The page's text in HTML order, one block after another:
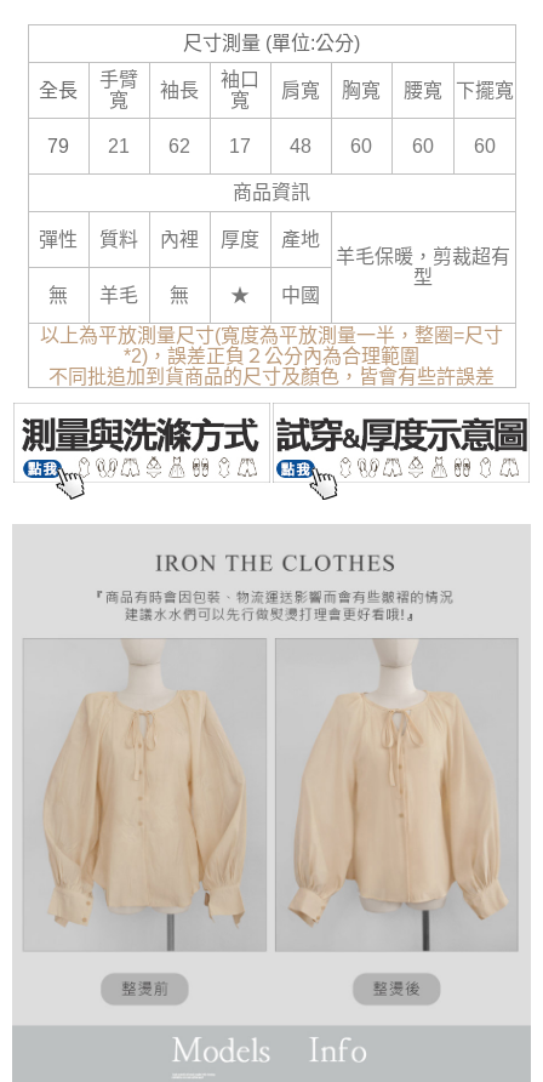
尺寸測量 (單位:公分)
全長
手臂
寬
袖長
袖口
寬
肩寬 胸寬 腰寬 下擺寬
79 21 62 17 48 60 60 60
商品資訊
彈性 質料 內裡 厚度
產地
羊毛保暖，剪裁超有
型
無
羊毛 無 ★
中國
以上為平放測量尺寸(寬度為平放測量一半，整圈=尺寸
*2)，誤差正負２公分內為合理範圍
不同批追加到貨商品的尺寸及顏色，皆會有些許誤差